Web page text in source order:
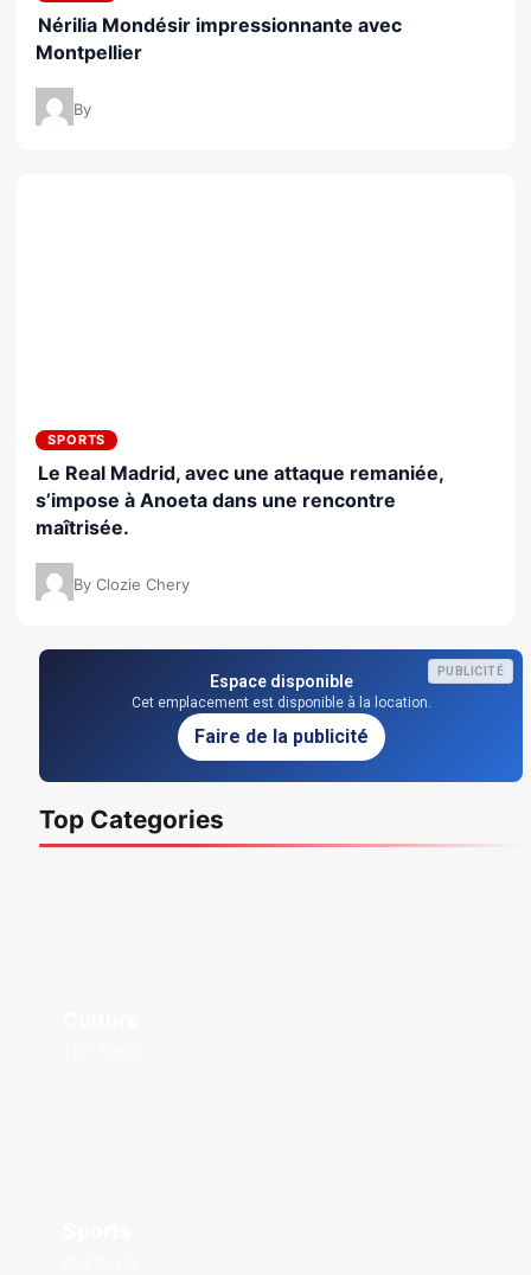
Nérilia Mondésir impressionnante avec
Montpellier
By
SPORTS
Le Real Madrid, avec une attaque remaniée,
s’impose à Anoeta dans une rencontre
maîtrisée.
By Clozie Chery
PUBLICITÉ
Espace disponible
Cet emplacement est disponible à la location.
Faire de la publicité
Top Categories